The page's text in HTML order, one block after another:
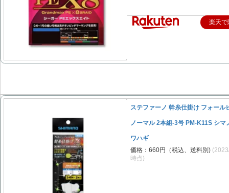
楽天で
ステファーノ 幹糸仕掛け フォール
ノーマル 2本組-3号 PM-K11S シマ
ワハギ
価格：660円（税込、送料別)
時点)